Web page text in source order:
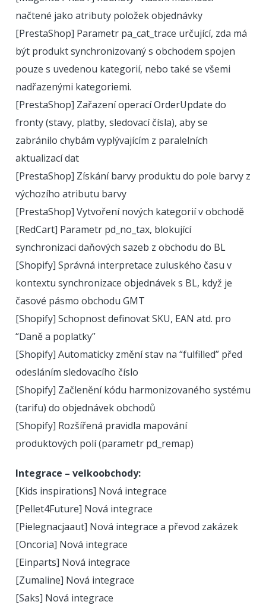
načtené jako atributy položek objednávky
[PrestaShop] Parametr pa_cat_trace určující, zda má
být produkt synchronizovaný s obchodem spojen
pouze s uvedenou kategorií, nebo také se všemi
nadřazenými kategoriemi.
[PrestaShop] Zařazení operací OrderUpdate do
fronty (stavy, platby, sledovací čísla), aby se
zabránilo chybám vyplývajícím z paralelních
aktualizací dat
[PrestaShop] Získání barvy produktu do pole barvy z
výchozího atributu barvy
[PrestaShop] Vytvoření nových kategorií v obchodě
[RedCart] Parametr pd_no_tax, blokující
synchronizaci daňových sazeb z obchodu do BL
[Shopify] Správná interpretace zuluského času v
kontextu synchronizace objednávek s BL, když je
časové pásmo obchodu GMT
[Shopify] Schopnost definovat SKU, EAN atd. pro
“Daně a poplatky”
[Shopify] Automaticky změní stav na “fulfilled” před
odesláním sledovacího číslo
[Shopify] Začlenění kódu harmonizovaného systému
(tarifu) do objednávek obchodů
[Shopify] Rozšířená pravidla mapování
produktových polí (parametr pd_remap)
Integrace – velkoobchody:
[Kids inspirations] Nová integrace
[Pellet4Future] Nová integrace
[Pielegnacjaaut] Nová integrace a převod zakázek
[Oncoria] Nová integrace
[Einparts] Nová integrace
[Zumaline] Nová integrace
[Saks] Nová integrace